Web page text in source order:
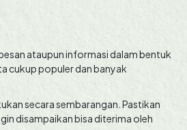
ataupun informasi dalam bentuk
cukup populer dan banyak
secara sembarangan. Pastikan
disampaikan bisa diterima oleh